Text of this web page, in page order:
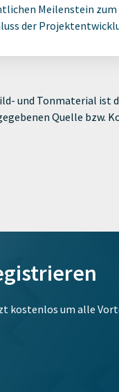
Meilenstein
der
und Tonmaterial ist
Quelle bzw.
kostenlos um alle